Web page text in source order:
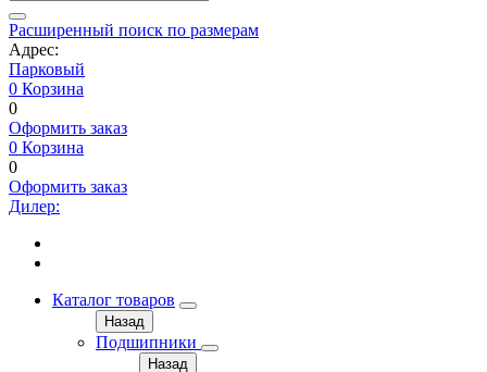
Расширенный поиск по размерам
Адрес:
Парковый
0 Корзина
0
Оформить заказ
0 Корзина
0
Оформить заказ
Дилер:
Каталог товаров
Назад
Подшипники
Назад